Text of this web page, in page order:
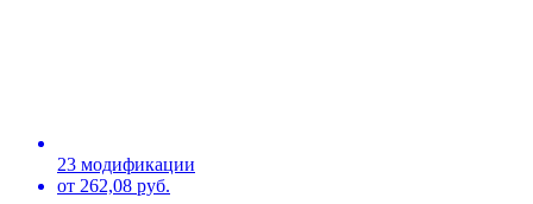
23 модификации
от 262,08 руб.